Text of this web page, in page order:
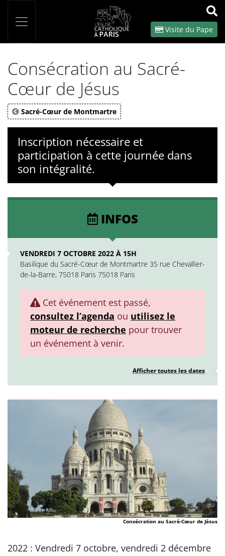
OK
Visite du Pape
Consécration au Sacré-
Cœur de Jésus
Sacré-Cœur de Montmartre
Inscription nécessaire et
participation à cette journée dans
son intégralité.
INFOS
VENDREDI 7 OCTOBRE 2022 À 15H
Basilique du Sacré-Cœur de Montmartre 35 rue Chevallier-
de-la-Barre, 75018 Paris 75018 Paris
Cet événement est passé,
consultez l’agenda ou utilisez le
moteur de recherche pour trouver
un événement à venir.
Afficher toutes les dates
Consécration au Sacré-Cœur de Jésus
2022 : Vendredi 7 octobre, vendredi 2 décembre
Panneau de gestion des cookies